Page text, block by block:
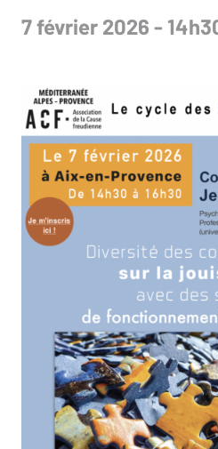
7 février 2026 -